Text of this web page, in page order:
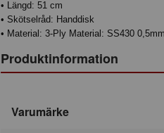
• Längd: 51 cm
• Skötselråd: Handdisk
• Material: 3-Ply Material: SS430
Produktinformation
Varumärke